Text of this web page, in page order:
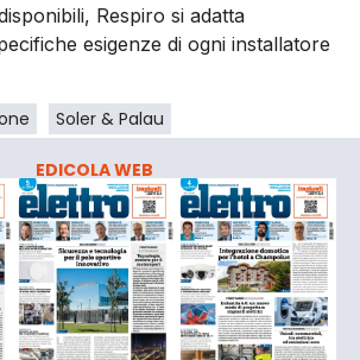
Respiro si adatta
esigenze di ogni installatore
Soler & Palau
EDICOLA WEB